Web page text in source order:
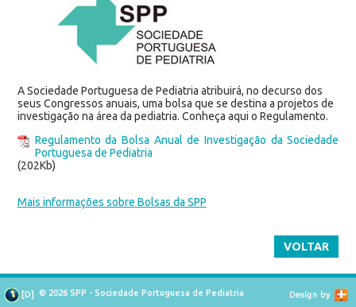
A Sociedade Portuguesa de Pediatria atribuirá, no decurso dos
seus Congressos anuais, uma bolsa que se destina a projetos de
investigação na área da pediatria. Conheça aqui o Regulamento.
Regulamento da Bolsa Anual de Investigação da Sociedade
Portuguesa de Pediatria
(202Kb)
Mais informações sobre Bolsas da SPP
VOLTAR
[D] © 2026 SPP - Sociedade Portuguesa de Pediatria